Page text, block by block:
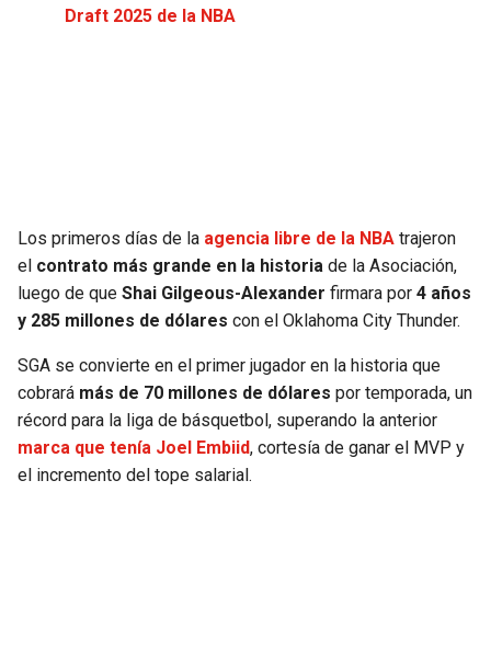
JAGUARS
EAGLES
COMMANDERS
CARDINALS
RAMS
49ERS
WIZARDS
SUNS
KINGS
MAVERICKS
ROCKETS
GRIZZLIES
Draft 2025 de la NBA
Los primeros días de la agencia libre de la NBA trajeron
el contrato más grande en la historia de la Asociación,
luego de que Shai Gilgeous-Alexander firmara por 4 años
y 285 millones de dólares con el Oklahoma City Thunder.
SGA se convierte en el primer jugador en la historia que
cobrará más de 70 millones de dólares por temporada, un
récord para la liga de básquetbol, superando la anterior
marca que tenía Joel Embiid, cortesía de ganar el MVP y
el incremento del tope salarial.